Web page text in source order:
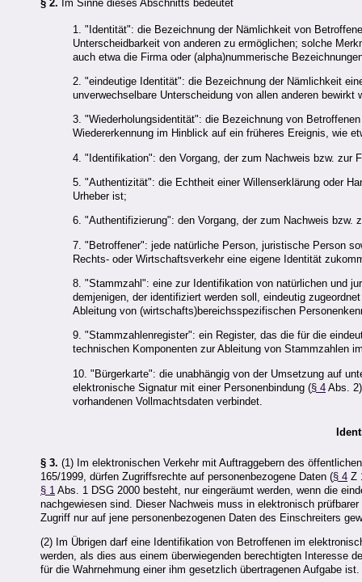
§ 2. Im Sinne dieses Abschnitts bedeutet
1. "Identität": die Bezeichnung der Nämlichkeit von
Unterscheidbarkeit von anderen zu ermöglichen; solche
auch etwa die Firma oder (alpha)nummerische
2. "eindeutige Identität": die Bezeichnung der Nämlichkeit
unverwechselbare Unterscheidung von allen anderen bewirkt
3. "Wiederholungsidentität": die Bezeichnung von
Wiedererkennung im Hinblick auf ein früheres Ereignis, wie
4. "Identifikation": den Vorgang, der zum Nachweis bzw. zur
5. "Authentizität": die Echtheit einer Willenserklärung oder
Urheber ist;
6. "Authentifizierung": den Vorgang, der zum Nachweis bzw.
7. "Betroffener": jede natürliche Person, juristische Person
Rechts- oder Wirtschaftsverkehr eine eigene Identität
8. "Stammzahl": eine zur Identifikation von natürlichen und
demjenigen, der identifiziert werden soll, eindeutig
Ableitung von (wirtschafts)bereichsspezifischen
9. "Stammzahlenregister": ein Register, das die für die
technischen Komponenten zur Ableitung von Stammzahlen
10. "Bürgerkarte": die unabhängig von der Umsetzung auf
elektronische Signatur mit einer Personenbindung (§ 4 Abs.
vorhandenen Vollmachtsdaten verbindet.
§ 3. (1) Im elektronischen Verkehr mit Auftraggebern des
165/1999, dürfen Zugriffsrechte auf personenbezogene Daten (§ 4 Z
§ 1 Abs. 1 DSG 2000 besteht, nur eingeräumt werden, wenn die
nachgewiesen sind. Dieser Nachweis muss in elektronisch
Zugriff nur auf jene personenbezogenen Daten des Einschreiters
(2) Im Übrigen darf eine Identifikation von Betroffenen im
werden, als dies aus einem überwiegenden berechtigten Interesse
für die Wahrnehmung einer ihm gesetzlich übertragenen Aufgabe ist.